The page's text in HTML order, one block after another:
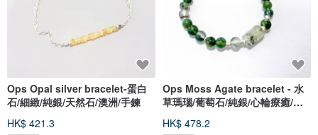
Ops Opal silver bracelet-蛋白
石/細緻/純銀/天然石/澳洲/手鍊
HK$ 421.3
Ops Moss Agate bracelet - 水
草瑪瑙/葡萄石/純銀/心輪療癒/手
HK$ 478.2